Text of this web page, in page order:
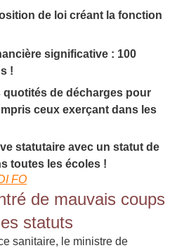
de loi créant la fonction
significative : 100
!
quotités de décharges pour
ceux exerçant dans les
statutaire avec un statut de
toutes les écoles !
FO
de mauvais coups
statuts
sanitaire, le ministre de